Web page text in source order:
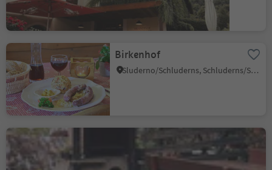
Birkenhof
Sluderno/Schluderns, Schluderns/Sluderno, Vinschgau/Val Venosta
Weintal